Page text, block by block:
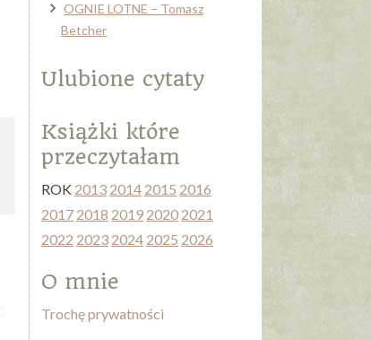
OGNIE LOTNE – Tomasz
Betcher
Ulubione cytaty
Książki które
przeczytałam
ROK 2013 2014 2015 2016
2017 2018 2019 2020 2021
2022 2023 2024 2025 2026
O mnie
Trochę prywatności